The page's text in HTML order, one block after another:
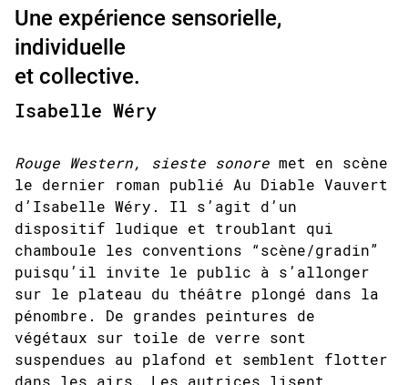
Une expérience sensorielle,
individuelle
et collective.
Isabelle Wéry
Rouge Western, sieste sonore met en scène
le dernier roman publié Au Diable Vauvert
d’Isabelle Wéry. Il s’agit d’un
dispositif ludique et troublant qui
chamboule les conventions “scène/gradin”
puisqu’il invite le public à s’allonger
sur le plateau du théâtre plongé dans la
pénombre. De grandes peintures de
végétaux sur toile de verre sont
suspendues au plafond et semblent flotter
dans les airs. Les autrices lisent,